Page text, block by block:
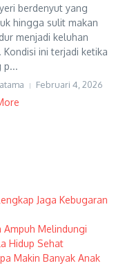
berdenyut yang
hingga sulit makan
menjadi keluhan
Kondisi ini terjadi ketika
p...
Februari 4, 2026
Jaga Kebugaran
Ampuh Melindungi
Hidup Sehat
Makin Banyak Anak